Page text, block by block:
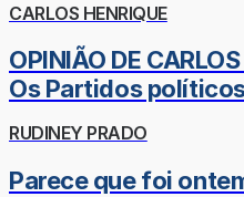
CARLOS HENRIQUE
OPINIÃO DE
Os Partidos
RUDINEY PRADO
Parece que foi